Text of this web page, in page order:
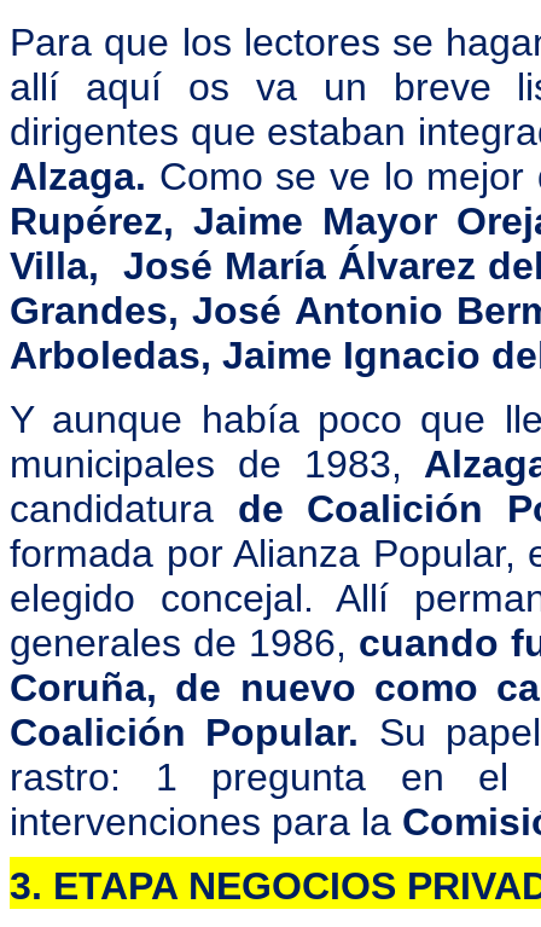
Para que los lectores se
allí aquí os va un breve
dirigentes que estaban
Alzaga. Como se ve lo mejor
Rupérez, Jaime Mayor
Villa, José María Álvarez
Grandes, José Antonio
Arboledas, Jaime Ignacio
Y aunque había poco que
municipales de 1983,
candidatura de Coalición
formada por Alianza Popular,
elegido concejal. Allí
generales de 1986, cuando
Coruña, de nuevo como
Coalición Popular. Su
rastro: 1 pregunta en el
intervenciones para la
3. ETAPA NEGOCIOS